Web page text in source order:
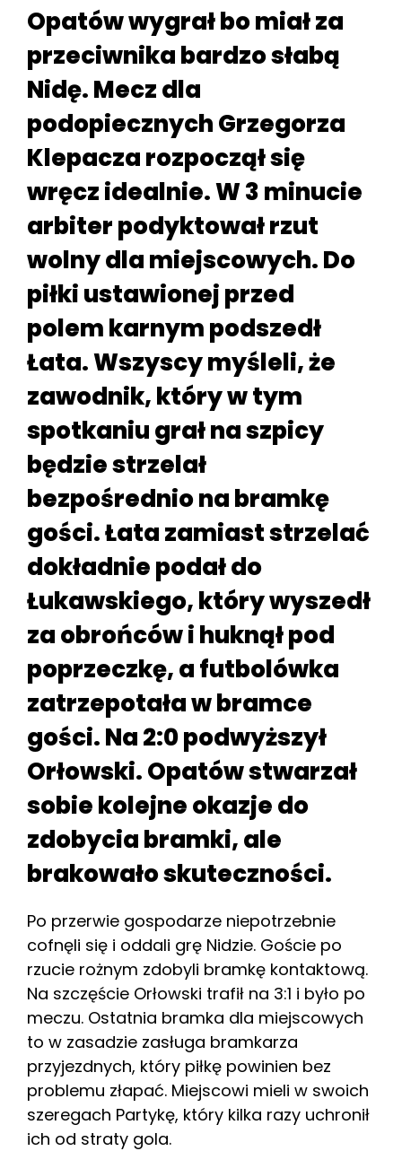
Opatów wygrał bo miał za
przeciwnika bardzo słabą
Nidę. Mecz dla
podopiecznych Grzegorza
Klepacza rozpoczął się
wręcz idealnie. W 3 minucie
arbiter podyktował rzut
wolny dla miejscowych. Do
piłki ustawionej przed
polem karnym podszedł
Łata. Wszyscy myśleli, że
zawodnik, który w tym
spotkaniu grał na szpicy
będzie strzelał
bezpośrednio na bramkę
gości. Łata zamiast strzelać
dokładnie podał do
Łukawskiego, który wyszedł
za obrońców i huknął pod
poprzeczkę, a futbolówka
zatrzepotała w bramce
gości. Na 2:0 podwyższył
Orłowski. Opatów stwarzał
sobie kolejne okazje do
zdobycia bramki, ale
brakowało skuteczności.
Po przerwie gospodarze niepotrzebnie
cofnęli się i oddali grę Nidzie. Goście po
rzucie rożnym zdobyli bramkę kontaktową.
Na szczęście Orłowski trafił na 3:1 i było po
meczu. Ostatnia bramka dla miejscowych
to w zasadzie zasługa bramkarza
przyjezdnych, który piłkę powinien bez
problemu złapać. Miejscowi mieli w swoich
szeregach Partykę, który kilka razy uchronił
ich od straty gola.